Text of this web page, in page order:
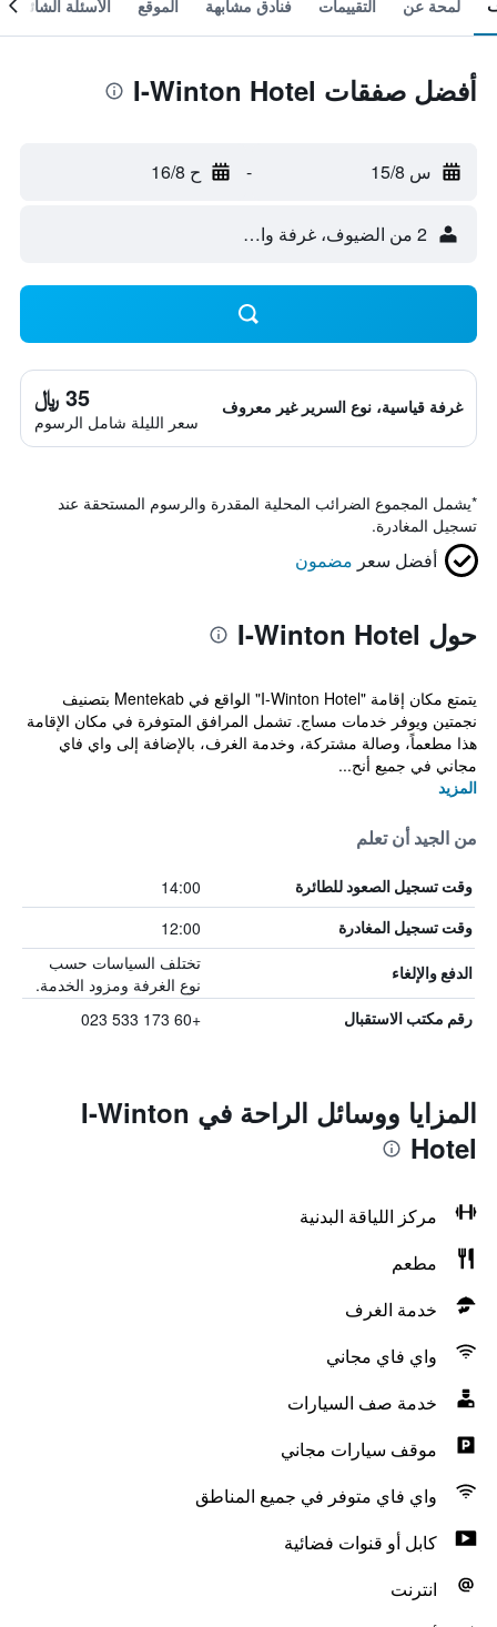
لمحة عن التقييمات فنادق مشابهة الموقع الأسئلة الشائعة
أفضل صفقات I-Winton Hotel
س 15/8 - ح 16/8
2 من الضيوف، غرفة واحدة
غرفة قياسية، نوع السرير غير معروف 35 ﷼
سعر الليلة شامل الرسوم
*يشمل المجموع الضرائب المحلية المقدرة والرسوم المستحقة عند
تسجيل المغادرة.
أفضل سعر مضمون
حول I-Winton Hotel
يتمتع مكان إقامة "I-Winton Hotel" الواقع في Mentekab بتصنيف
نجمتين ويوفر خدمات مساج. تشمل المرافق المتوفرة في مكان الإقامة
هذا مطعماً، وصالة مشتركة، وخدمة الغرف، بالإضافة إلى واي فاي
مجاني في جميع أنح...
المزيد
من الجيد أن تعلم
وقت تسجيل الصعود للطائرة 14:00
وقت تسجيل المغادرة 12:00
الدفع والإلغاء
تختلف السياسات حسب
نوع الغرفة ومزود الخدمة.
رقم مكتب الاستقبال +60 173 533 023
المزايا ووسائل الراحة في I-Winton
Hotel
مركز اللياقة البدنية
مطعم
خدمة الغرف
واي فاي مجاني
خدمة صف السيارات
موقف سيارات مجاني
واي فاي متوفر في جميع المناطق
كابل أو قنوات فضائية
انترنت